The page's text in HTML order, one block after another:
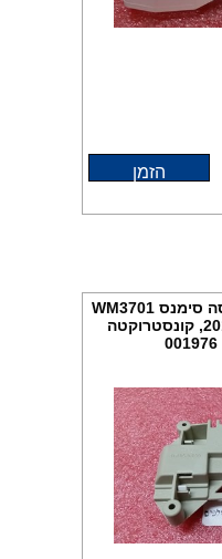
הזמן
מפסק השהיה למכונת כביסה סימנס WM3701
ועוד דגמים, בוש2010,3010, קונסטרוקטה